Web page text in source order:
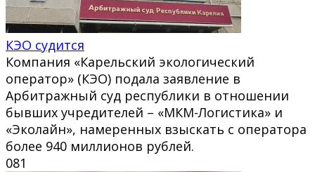
КЭО судится
Компания «Карельский экологический
оператор» (КЭО) подала заявление в
Арбитражный суд республики в отношении
бывших учредителей – «МКМ-Логистика» и
«Эколайн», намеренных взыскать с оператора
более 940 миллионов рублей.
081